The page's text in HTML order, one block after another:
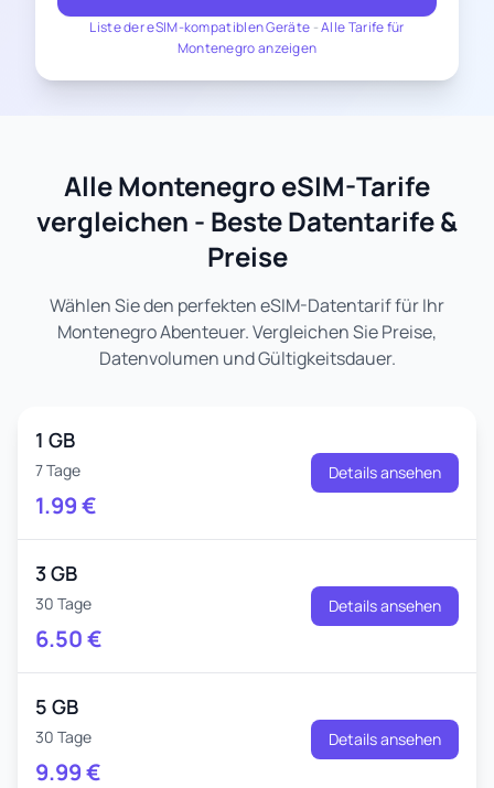
Liste der eSIM-kompatiblen Geräte -Alle Tarife für
Montenegro anzeigen
Alle Montenegro eSIM-Tarife
vergleichen - Beste Datentarife &
Preise
Wählen Sie den perfekten eSIM-Datentarif für Ihr
Montenegro Abenteuer. Vergleichen Sie Preise,
Datenvolumen und Gültigkeitsdauer.
1 GB
7 Tage
1.99€
Details ansehen
3 GB
30 Tage
6.50€
Details ansehen
5 GB
30 Tage
9.99€
Details ansehen